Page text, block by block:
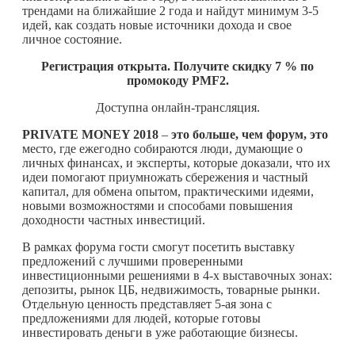
трендами на ближайшие 2 года и найдут минимум 3-5
идей, как создать новые источники дохода и свое
личное состояние.
Регистрация открыта. Получите скидку 7 % по
промокоду PMF2.
Доступна онлайн-трансляция.
PRIVATE MONEY 2018 – это больше, чем форум, это
место, где ежегодно собираются люди, думающие о
личных финансах, и эксперты, которые доказали, что их
идеи помогают приумножать сбережения и частный
капитал, для обмена опытом, практическими идеями,
новыми возможностями и способами повышения
доходности частных инвестиций.
В рамках форума гости смогут посетить выставку
предложений с лучшими проверенными
инвестиционными решениями в 4-х выставочных зонах:
депозиты, рынок ЦБ, недвижимость, товарные рынки.
Отдельную ценность представляет 5-ая зона с
предложениями для людей, которые готовы
инвестировать деньги в уже работающие бизнесы.